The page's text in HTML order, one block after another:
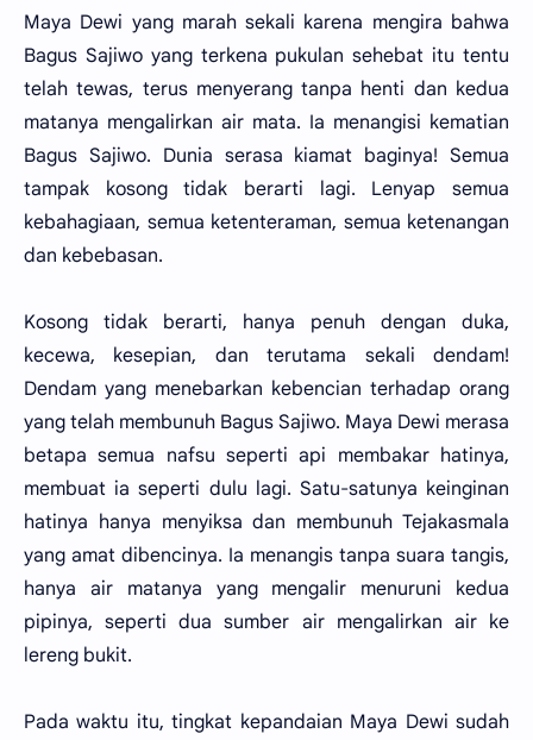
Maya Dewi yang marah sekali karena mengira bahwa
Bagus Sajiwo yang terkena pukulan sehebat itu tentu
telah tewas, terus menyerang tanpa henti dan kedua
matanya mengalirkan air mata. Ia menangisi kematian
Bagus Sajiwo. Dunia serasa kiamat baginya! Semua
tampak kosong tidak berarti lagi. Lenyap semua
kebahagiaan, semua ketenteraman, semua ketenangan
dan kebebasan.
Kosong tidak berarti, hanya penuh dengan duka,
kecewa, kesepian, dan terutama sekali dendam!
Dendam yang menebarkan kebencian terhadap orang
yang telah membunuh Bagus Sajiwo. Maya Dewi merasa
betapa semua nafsu seperti api membakar hatinya,
membuat ia seperti dulu lagi. Satu-satunya keinginan
hatinya hanya menyiksa dan membunuh Tejakasmala
yang amat dibencinya. Ia menangis tanpa suara tangis,
hanya air matanya yang mengalir menuruni kedua
pipinya, seperti dua sumber air mengalirkan air ke
lereng bukit.
Pada waktu itu, tingkat kepandaian Maya Dewi sudah